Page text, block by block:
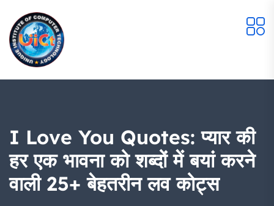
I Love You Quotes: प्यार की
हर एक भावना को शब्दों में बयां करने
वाली 25+ बेहतरीन लव कोट्स